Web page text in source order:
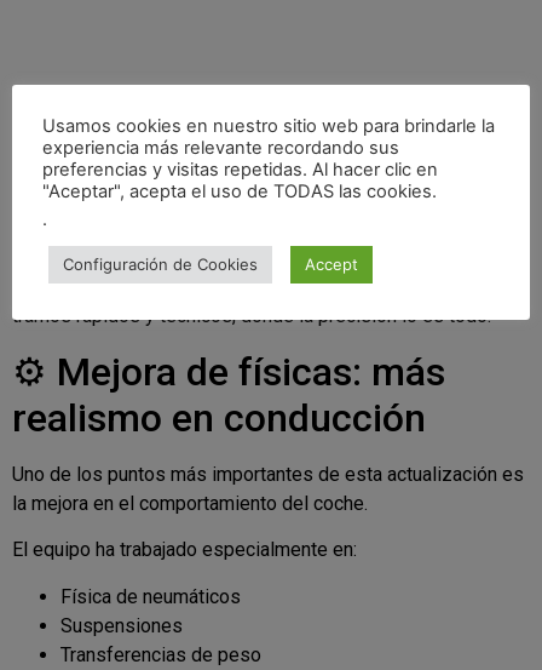
En Assetto Corsa Rally será una máquina perfecta para
tramos rápidos y técnicos, donde la precisión lo es todo.
⚙️ Mejora de físicas: más
realismo en conducción
Uno de los puntos más importantes de esta actualización es
la mejora en el comportamiento del coche.
El equipo ha trabajado especialmente en:
Física de neumáticos
Suspensiones
Transferencias de peso
Usamos cookies en nuestro sitio web para brindarle la
experiencia más relevante recordando sus
preferencias y visitas repetidas. Al hacer clic en
"Aceptar", acepta el uso de TODAS las cookies.
.
Configuración de Cookies Accept